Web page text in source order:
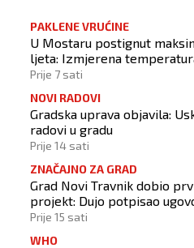
PAKLENE VRUĆINE
U Mostaru postignut
ljeta: Izmjerena
stupnja Celzijeva
Prije 7 sati
NOVI RADOVI
Gradska uprava objavila:
radovi u gradu
Prije 14 sati
ZNAČAJNO ZA GRAD
Grad Novi Travnik dobio
projekt: Dujo potpisao
Prije 15 sati
WHO